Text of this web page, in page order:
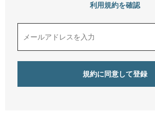
利用規約を確認